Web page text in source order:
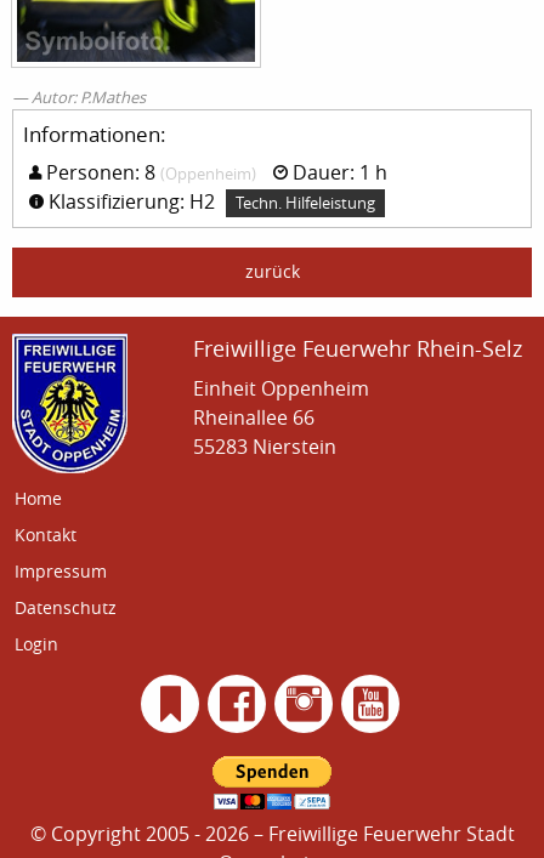
Autor: P.Mathes
Informationen:
Personen: 8 (Oppenheim)
Dauer: 1 h
Klassifizierung: H2
Techn. Hilfeleistung
zurück
Freiwillige Feuerwehr Rhein-Selz
Einheit Oppenheim
Rheinallee 66
55283 Nierstein
Home
Kontakt
Impressum
Datenschutz
Login
© Copyright 2005 - 2026 – Freiwillige Feuerwehr Stadt